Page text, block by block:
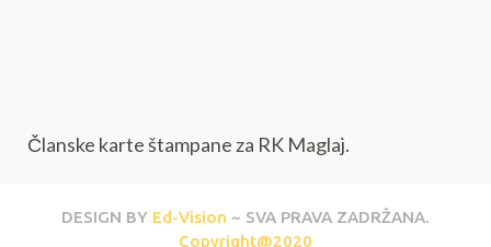
Članske karte štampane za RK Maglaj.
DESIGN BY Ed-Vision ~ SVA PRAVA ZADRŽANA.
Copyright@2020